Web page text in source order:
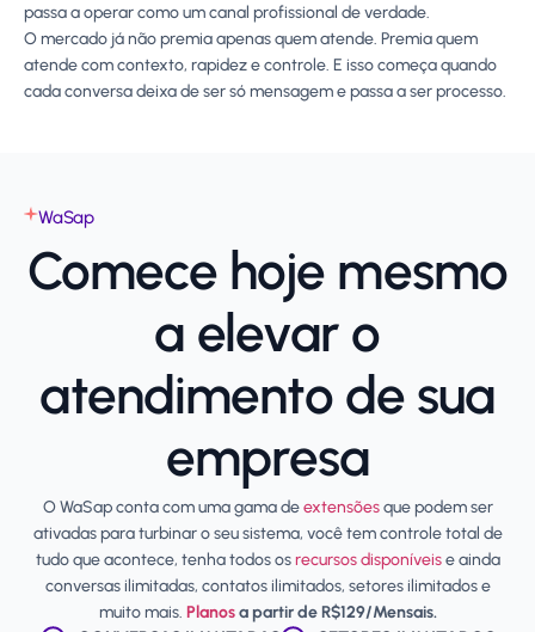
passa a operar como um canal profissional de verdade.
O mercado já não premia apenas quem atende. Premia quem
atende com contexto, rapidez e controle. E isso começa quando
cada conversa deixa de ser só mensagem e passa a ser processo.
WaSap
Comece hoje mesmo
a elevar o
atendimento de sua
empresa
O WaSap conta com uma gama deextensõesque podem ser
ativadas para turbinar o seu sistema, você tem controle total de
tudo que acontece, tenha todos osrecursos disponíveise ainda
conversas ilimitadas, contatos ilimitados, setores ilimitados e
muito mais. Planosa partir de R$129/Mensais.